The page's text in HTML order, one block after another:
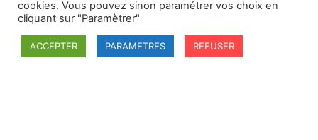
cookies. Vous pouvez sinon paramétrer vos choix en
cliquant sur "Paramètrer"
ACCEPTER PARAMETRES REFUSER